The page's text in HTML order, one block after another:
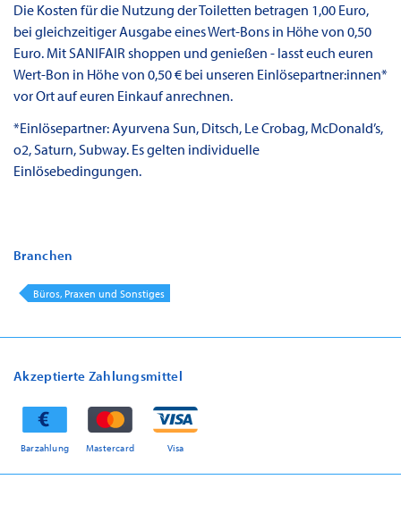
Die Kosten für die Nutzung der Toiletten betragen 1,00 Euro,
bei gleichzeitiger Ausgabe eines Wert-Bons in Höhe von 0,50
Euro. Mit SANIFAIR shoppen und genießen - lasst euch euren
Wert-Bon in Höhe von 0,50 € bei unseren Einlösepartner:innen*
vor Ort auf euren Einkauf anrechnen.
*Einlösepartner: Ayurvena Sun, Ditsch, Le Crobag, McDonald’s,
o2, Saturn, Subway. Es gelten individuelle
Einlösebedingungen.
Branchen
Büros, Praxen und Sonstiges
Akzeptierte Zahlungsmittel
Barzahlung Mastercard Visa